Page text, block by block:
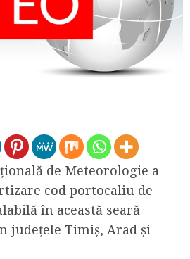
de Meteorologie a
cod portocaliu de
în această seară
județele Timiș, Arad și